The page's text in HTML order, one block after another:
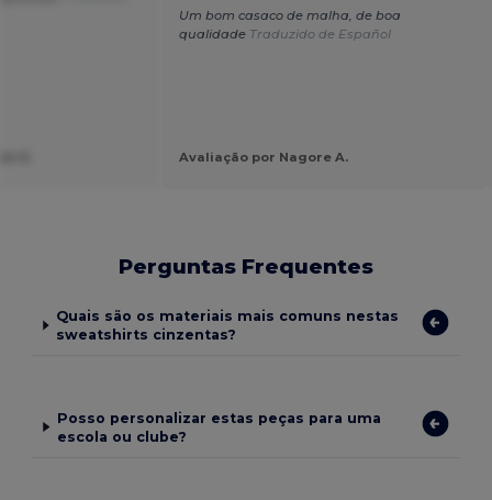
Um bom casaco de malha, de boa
qualidade Traduzido de Español
Avaliação por Nagore A.
Perguntas Frequentes
Quais são os materiais mais comuns nestas
sweatshirts cinzentas?
Posso personalizar estas peças para uma
escola ou clube?